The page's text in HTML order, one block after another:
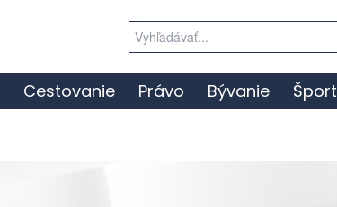
for:
Cestovanie Právo Bývanie Šport